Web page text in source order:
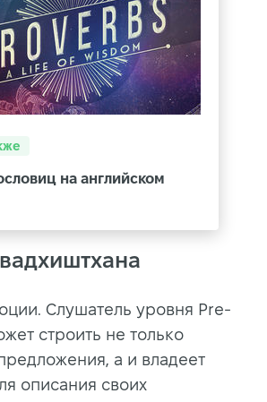
на английском
Слушатель уровня Pre-
строить не только
а и владеет
описания своих